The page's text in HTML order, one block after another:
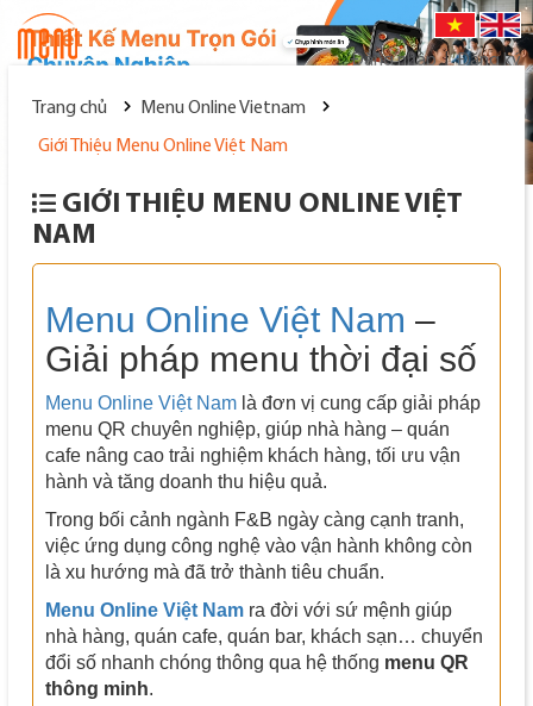
Đăng nhập|Đăng ký
Trang chủ
Menu Online Vietnam
Giới Thiệu Menu Online Việt Nam
GIỚI THIỆU MENU ONLINE VIỆT
NAM
Menu Online Việt Nam –
Giải pháp menu thời đại số
Menu Online Việt Nam là đơn vị cung cấp giải pháp
menu QR chuyên nghiệp, giúp nhà hàng – quán
cafe nâng cao trải nghiệm khách hàng, tối ưu vận
hành và tăng doanh thu hiệu quả.
Trong bối cảnh ngành F&B ngày càng cạnh tranh,
việc ứng dụng công nghệ vào vận hành không còn
là xu hướng mà đã trở thành tiêu chuẩn.
Menu Online Việt Nam ra đời với sứ mệnh giúp
nhà hàng, quán cafe, quán bar, khách sạn… chuyển
đổi số nhanh chóng thông qua hệ thống menu QR
thông minh.